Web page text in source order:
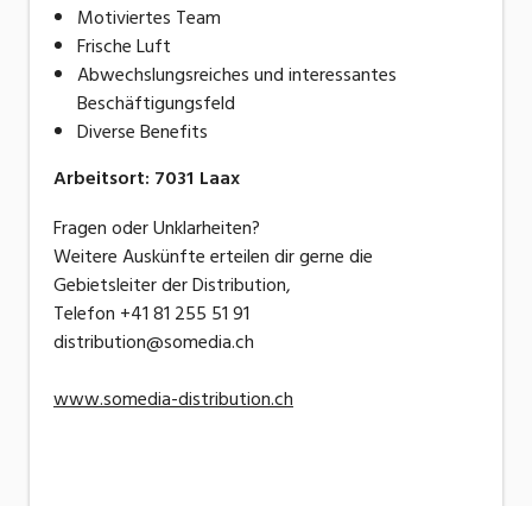
Motiviertes Team
Frische Luft
Abwechslungsreiches und interessantes
Beschäftigungsfeld
Diverse Benefits
Arbeitsort: 7031 Laax
Fragen oder Unklarheiten?
Weitere Auskünfte erteilen dir gerne die
Gebietsleiter der Distribution,
Telefon +41 81 255 51 91
distribution@somedia.ch
www.somedia-distribution.ch